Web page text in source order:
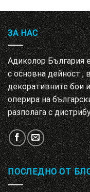
ЗА НАС
Адиколор България
с основна дейност ,
декоративните бои
оперира на
разполага с
ПОСЛЕДНО ОТ